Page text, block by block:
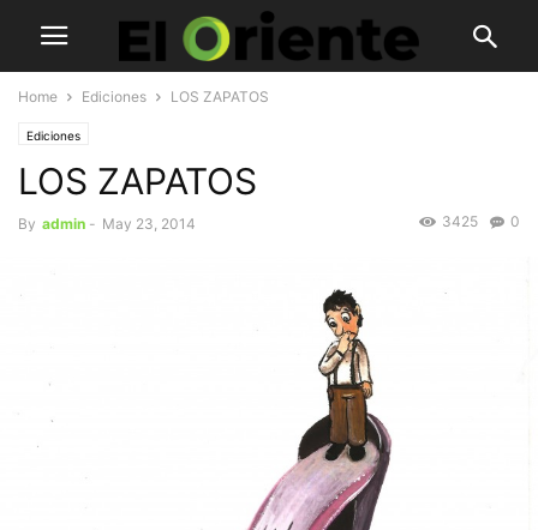
Home Ediciones LOS ZAPATOS
Ediciones
LOS ZAPATOS
By admin - May 23, 2014 0
3425